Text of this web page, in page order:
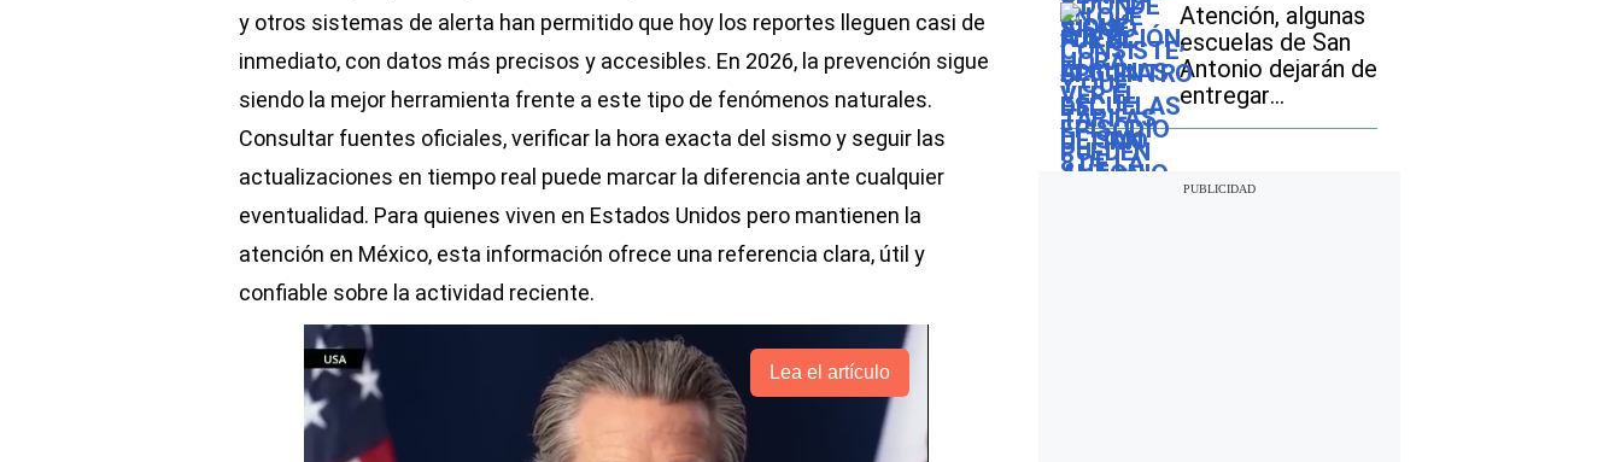
y otros sistemas de alerta han permitido que hoy los reportes lleguen casi de
inmediato, con datos más precisos y accesibles. En 2026, la prevención sigue
siendo la mejor herramienta frente a este tipo de fenómenos naturales.
Consultar fuentes oficiales, verificar la hora exacta del sismo y seguir las
actualizaciones en tiempo real puede marcar la diferencia ante cualquier
eventualidad. Para quienes viven en Estados Unidos pero mantienen la
atención en México, esta información ofrece una referencia clara, útil y
confiable sobre la actividad reciente.
Lea el artículo
Atención, algunas
escuelas de San
Antonio dejarán de
entregar
desayunos y
seguirá con este